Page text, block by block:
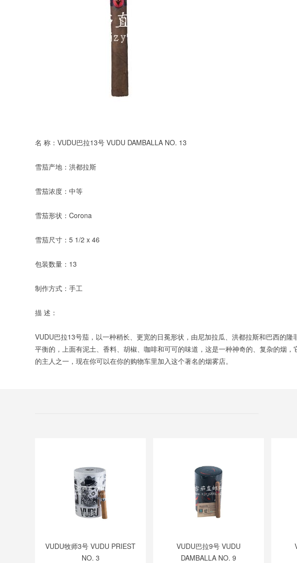
名 称：VUDU巴拉13号 VUDU DAMBALLA NO. 13
雪茄产地：洪都拉斯
雪茄浓度：中等
雪茄形状：Corona
雪茄尺寸：5 1/2 x 46
包装数量：13
制作方式：手工
描 述：
VUDU巴拉13号茄，以一种稍长、更宽的日冕形状，由尼加拉瓜、洪都拉斯和巴西的
平衡的，上面有泥土、香料、胡椒、咖啡和可可的味道，这是一种神奇的、复杂的烟
的主人之一，现在你可以在你的购物车里加入这个著名的烟雾店。
VUDU牧师3号 VUDU PRIEST
NO. 3
VUDU巴拉9号 VUDU
DAMBALLA NO. 9